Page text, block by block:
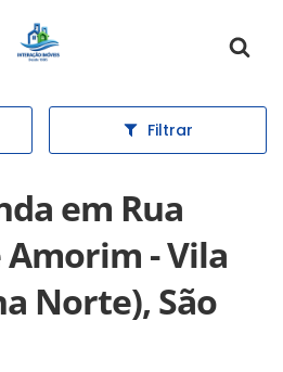
Página inicial
Filtrar
em Rua
- Vila
Norte), São